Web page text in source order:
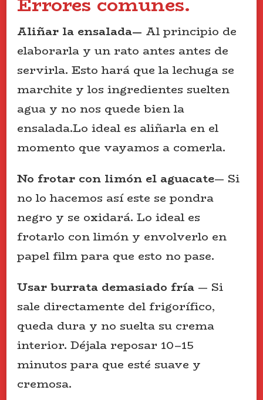
Aliñar la ensalada— Al principio de
elaborarla y un rato antes antes de
servirla. Esto hará que la lechuga se
marchite y los ingredientes suelten
agua y no nos quede bien la
ensalada.Lo ideal es aliñarla en el
momento que vayamos a comerla.
No frotar con limón el aguacate— Si
no lo hacemos así este se pondra
negro y se oxidará. Lo ideal es
frotarlo con limón y envolverlo en
papel film para que esto no pase.
Usar burrata demasiado fría — Si
sale directamente del frigorífico,
queda dura y no suelta su crema
interior. Déjala reposar 10–15
minutos para que esté suave y
cremosa.